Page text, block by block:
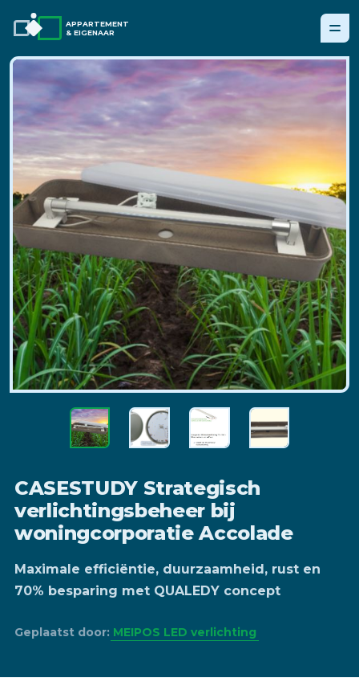
APPARTEMENT
& EIGENAAR
CASESTUDY Strategisch
verlichtingsbeheer bij
woningcorporatie Accolade
Maximale efficiëntie, duurzaamheid, rust en
70% besparing met QUALEDY concept
Geplaatst door: MEIPOS LED verlichting